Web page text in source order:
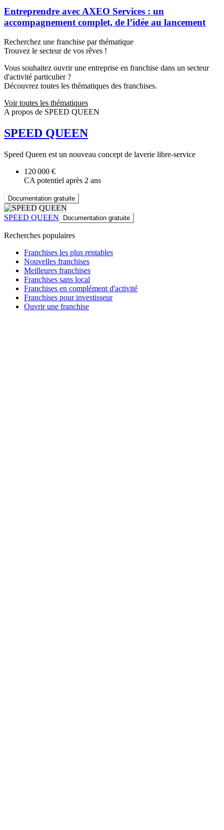
Entreprendre avec AXEO Services : un
accompagnement complet, de l’idée au lancement
Recherchez une franchise par thématique
Trouvez le secteur de vos rêves !
Vous souhaitez ouvrir une entreprise en franchise dans un secteur
d'activité particulier ?
Découvrez toutes les thématiques des franchises.
Voir toutes les thématiques
A propos de SPEED QUEEN
SPEED QUEEN
Speed Queen est un nouveau concept de laverie libre-service
120 000 €
CA potentiel après 2 ans
Documentation gratuite
SPEED QUEEN Documentation gratuite
Recherches populaires
Franchises les plus rentables
Nouvelles franchises
Meilleures franchises
Franchises sans local
Franchises en complément d'activité
Franchises pour investisseur
Ouvrir une franchise